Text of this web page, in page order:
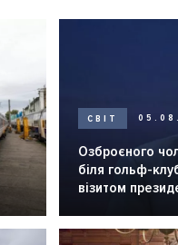
СВІТ
Озброєного
біля гольф-
візитом